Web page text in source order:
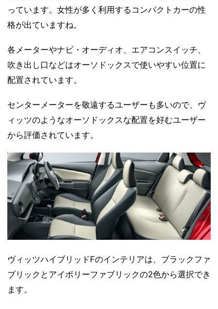
っています。女性が多く利用するコンパクトカーの性
格が出ていますね。
各メーターやナビ・オーディオ、エアコンスイッチ、
吹き出し口などはオーソドックスで使いやすい位置に
配置されています。
センターメーターを敬遠するユーザーも多いので、ヴ
ィッツのようなオーソドックスな配置を好むユーザー
から評価されています。
ヴィッツハイブリッドFのインテリアは、ブラックファ
ブリックとアイボリーファブリックの2色から選択でき
ます。